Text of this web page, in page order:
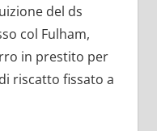
del ds
col Fulham,
in prestito per
riscatto fissato a